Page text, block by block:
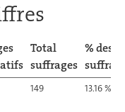
Total
suffrages
% des
149 13.16 %